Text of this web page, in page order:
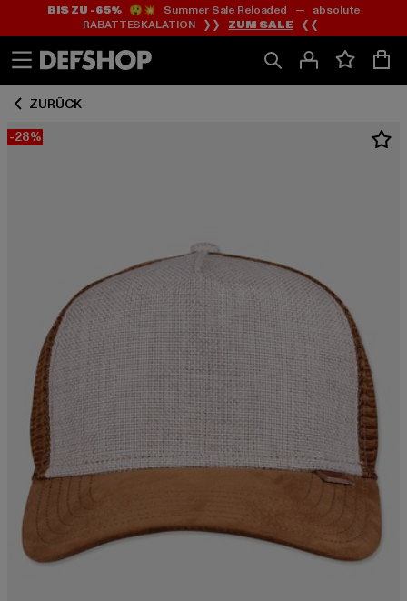
Zum
Inhalt
springen
Zum
Fußzeile
springen
BIS ZU -65%😲💥 Summer Sale Reloaded — absolute
RABATTESKALATION ❯❯ ZUM SALE ❮❮
ZURÜCK
-28%